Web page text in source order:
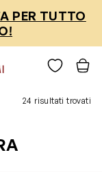
PER TUTTO
24 risultati trovati